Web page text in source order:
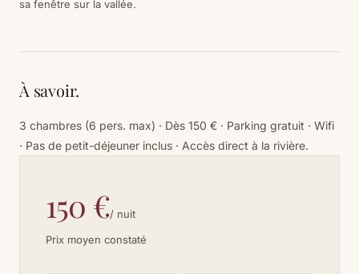
sa fenêtre sur la vallée.
À savoir.
3 chambres (6 pers. max) · Dès 150 € · Parking gratuit · Wifi
· Pas de petit-déjeuner inclus · Accès direct à la rivière.
150 €/ nuit
Prix moyen constaté